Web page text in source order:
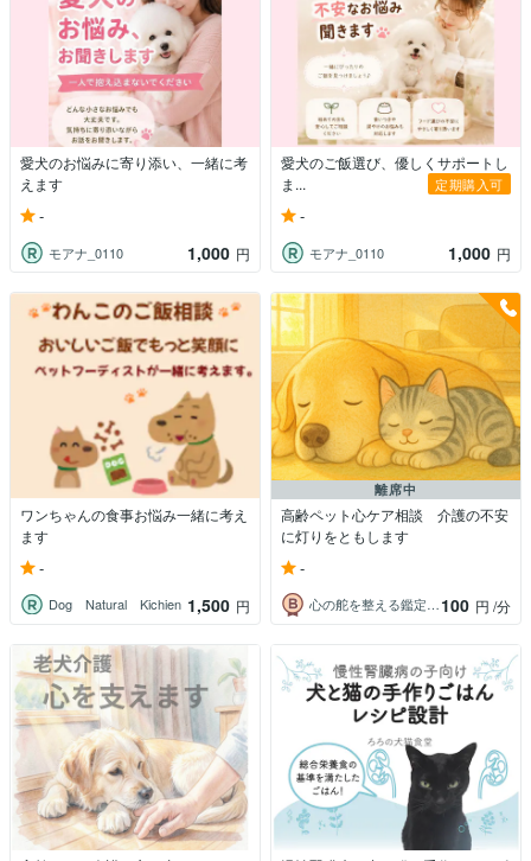
愛犬のお悩みに寄り添い、一緒に考
えます
-
モアナ_0110 1,000 円
愛犬のご飯選び、優しくサポートし
ま...
定期購入可
-
モアナ_0110 1,000 円
ワンちゃんの食事お悩み一緒に考え
ます
-
Dog Natural Kichien 1,500 円
離席中
高齢ペット心ケア相談 介護の不安
に灯りをともします
-
心の舵を整える鑑定師⭐️Sei100 円 /分